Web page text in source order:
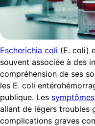
Escherichia coli (E. coli)
souvent associée à des
compréhension de ses
les E. coli
publique. Les symptômes
allant de légers troubles
complications graves